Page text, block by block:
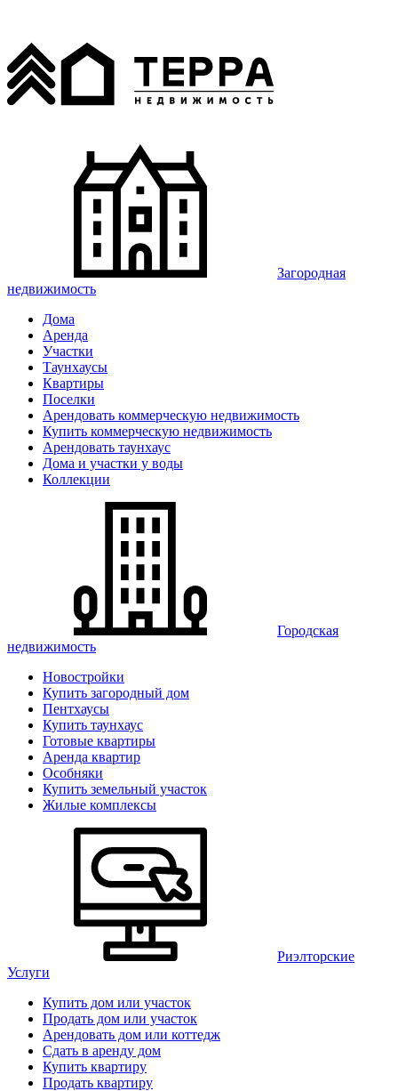
Загородная
недвижимость
Дома
Аренда
Участки
Таунхаусы
Квартиры
Поселки
Арендовать коммерческую недвижимость
Купить коммерческую недвижимость
Арендовать таунхаус
Дома и участки у воды
Коллекции
Городская
недвижимость
Новостройки
Купить загородный дом
Пентхаусы
Купить таунхаус
Готовые квартиры
Аренда квартир
Особняки
Купить земельный участок
Жилые комплексы
Риэлторские
Услуги
Купить дом или участок
Продать дом или участок
Арендовать дом или коттедж
Сдать в аренду дом
Купить квартиру
Продать квартиру